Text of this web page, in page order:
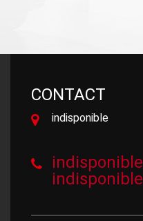
CONTACT
indisponible
indisponible
indisponible